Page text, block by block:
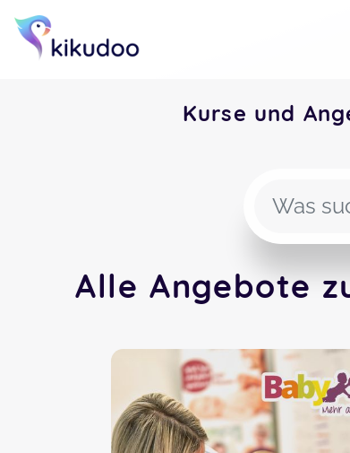
Kurse und
Alle Angebote